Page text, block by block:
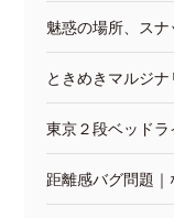
魅惑の場所、ス
ときめきマルジ
東京２段ベッド
距離感バグ問題